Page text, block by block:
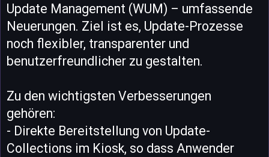
Update Management (WUM) – umfassende
Neuerungen. Ziel ist es, Update-Prozesse
noch flexibler, transparenter und
benutzerfreundlicher zu gestalten.
Zu den wichtigsten Verbesserungen
gehören:
- Direkte Bereitstellung von Update-
Collections im Kiosk, so dass Anwender